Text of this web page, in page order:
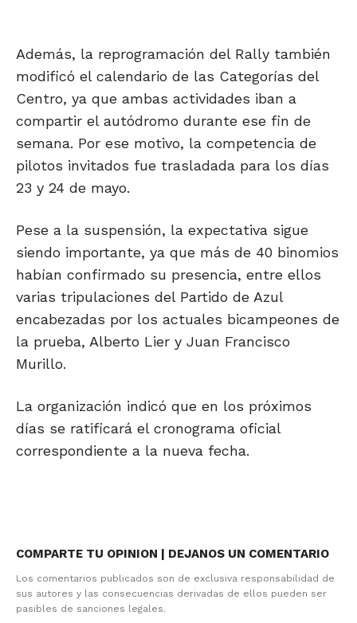
Además, la reprogramación del Rally también
modificó el calendario de las Categorías del
Centro, ya que ambas actividades iban a
compartir el autódromo durante ese fin de
semana. Por ese motivo, la competencia de
pilotos invitados fue trasladada para los días
23 y 24 de mayo.
Pese a la suspensión, la expectativa sigue
siendo importante, ya que más de 40 binomios
habían confirmado su presencia, entre ellos
varias tripulaciones del Partido de Azul
encabezadas por los actuales bicampeones de
la prueba, Alberto Lier y Juan Francisco
Murillo.
La organización indicó que en los próximos
días se ratificará el cronograma oficial
correspondiente a la nueva fecha.
COMPARTE TU OPINION | DEJANOS UN COMENTARIO
Los comentarios publicados son de exclusiva responsabilidad de
sus autores y las consecuencias derivadas de ellos pueden ser
pasibles de sanciones legales.